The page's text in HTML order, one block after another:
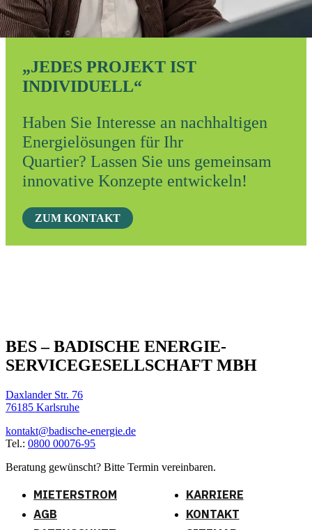
„JEDES PROJEKT IST
INDIVIDUELL“
Haben Sie Interesse an nachhaltigen
Energielösungen für Ihr
Quartier? Lassen Sie uns gemeinsam
innovative Konzepte entwickeln!
ZUM KONTAKT
BES – BADISCHE ENERGIE-
SERVICEGESELLSCHAFT MBH
Daxlander Str. 76
76185 Karlsruhe
kontakt@badische-energie.de
Tel.: 0800 00076-95
Beratung gewünscht? Bitte Termin vereinbaren.
MIETERSTROM
AGB
KARRIERE
KONTAKT